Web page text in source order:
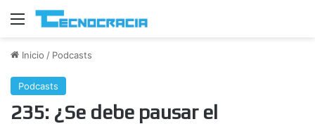
Menú
Inicio / Podcasts
Podcasts
235: ¿Se debe pausar el